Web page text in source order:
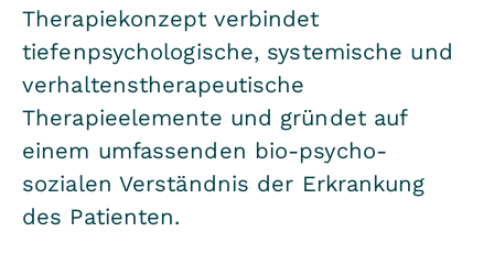
Therapiekonzept verbindet
tiefenpsychologische, systemische und
verhaltenstherapeutische
Therapieelemente und gründet auf
einem umfassenden bio-psycho-
sozialen Verständnis der Erkrankung
des Patienten.